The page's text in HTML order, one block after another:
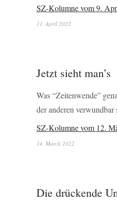
SZ-Kolumne vom 9.
11. April 2022
Jetzt sieht man’s
Was “Zeitenwende”
der anderen
SZ-Kolumne vom 12.
14. March 2022
Die drückende